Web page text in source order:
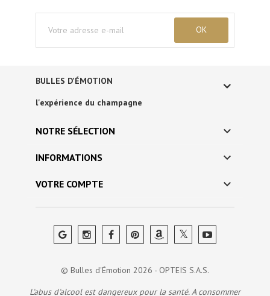
BULLES D'ÉMOTION
l'expérience du champagne
NOTRE SÉLECTION 
INFORMATIONS 
VOTRE COMPTE 
© Bulles d'Émotion 2026 - OPTEIS S.A.S.
L'abus d'alcool est dangereux pour la santé. A consommer